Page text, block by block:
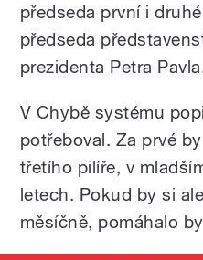
předseda první i
předseda
prezidenta Petra
V Chybě systému
potřeboval. Za prvé
třetího pilíře, v
letech. Pokud by si
měsíčně, pomáhalo